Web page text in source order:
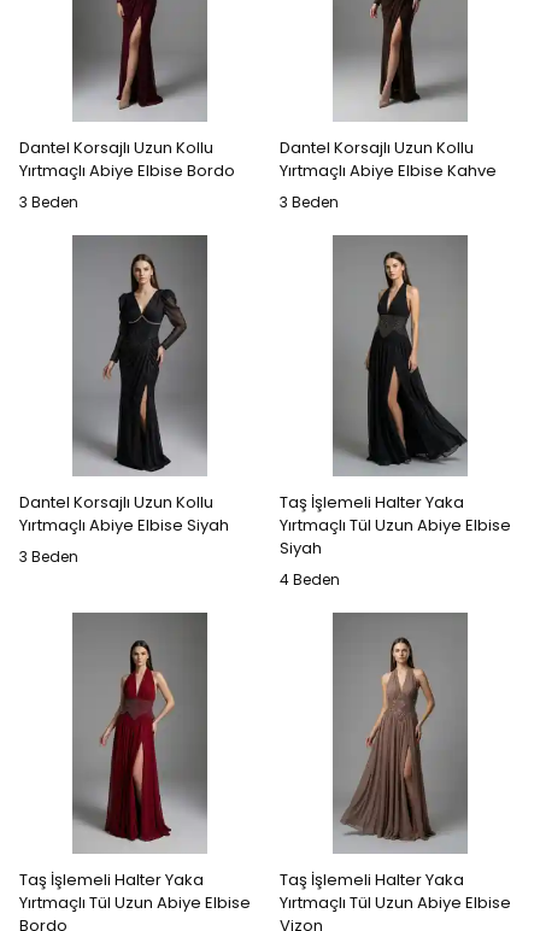
Dantel Korsajlı Uzun Kollu
Yırtmaçlı Abiye Elbise Bordo
3 Beden
Dantel Korsajlı Uzun Kollu
Yırtmaçlı Abiye Elbise Kahve
3 Beden
Dantel Korsajlı Uzun Kollu
Yırtmaçlı Abiye Elbise Siyah
3 Beden
Taş İşlemeli Halter Yaka
Yırtmaçlı Tül Uzun Abiye Elbise
Siyah
4 Beden
Taş İşlemeli Halter Yaka
Yırtmaçlı Tül Uzun Abiye Elbise
Bordo
Taş İşlemeli Halter Yaka
Yırtmaçlı Tül Uzun Abiye Elbise
Vizon